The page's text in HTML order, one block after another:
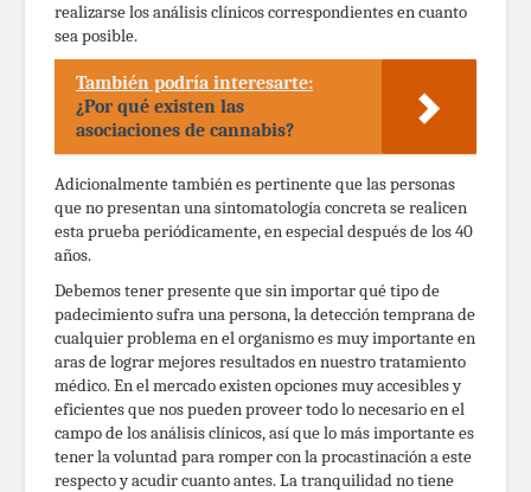
realizarse los análisis clínicos correspondientes en cuanto
sea posible.
También podría interesarte:
¿Por qué existen las
asociaciones de cannabis?
Adicionalmente también es pertinente que las personas
que no presentan una sintomatología concreta se realicen
esta prueba periódicamente, en especial después de los 40
años.
Debemos tener presente que sin importar qué tipo de
padecimiento sufra una persona, la detección temprana de
cualquier problema en el organismo es muy importante en
aras de lograr mejores resultados en nuestro tratamiento
médico. En el mercado existen opciones muy accesibles y
eficientes que nos pueden proveer todo lo necesario en el
campo de los análisis clínicos, así que lo más importante es
tener la voluntad para romper con la procastinación a este
respecto y acudir cuanto antes. La tranquilidad no tiene